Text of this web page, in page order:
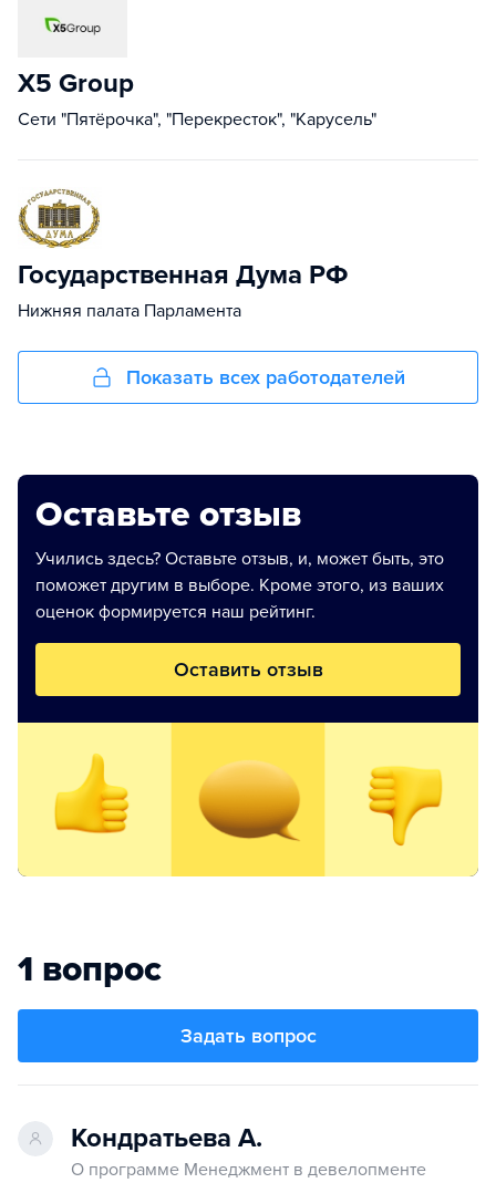
Х5 Group
Сети "Пятёрочка", "Перекресток", "Карусель"
Государственная Дума РФ
Нижняя палата Парламента
Показать всех работодателей
Оставьте отзыв
Учились здесь? Оставьте отзыв, и, может быть, это
поможет другим в выборе. Кроме этого, из ваших
оценок формируется наш рейтинг.
Оставить отзыв
1 вопрос
Задать вопрос
Кондратьева А.
О программе Менеджмент в девелопменте